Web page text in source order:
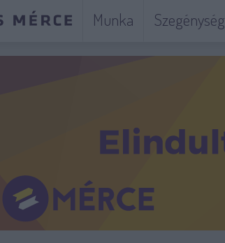
Munka Szegénység